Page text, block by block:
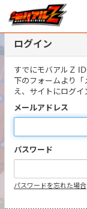
ログイン
すでにモバアルＺ
下のフォームより
え、サイトにログイ
メールアドレス
パスワード
パスワードを忘れた場合